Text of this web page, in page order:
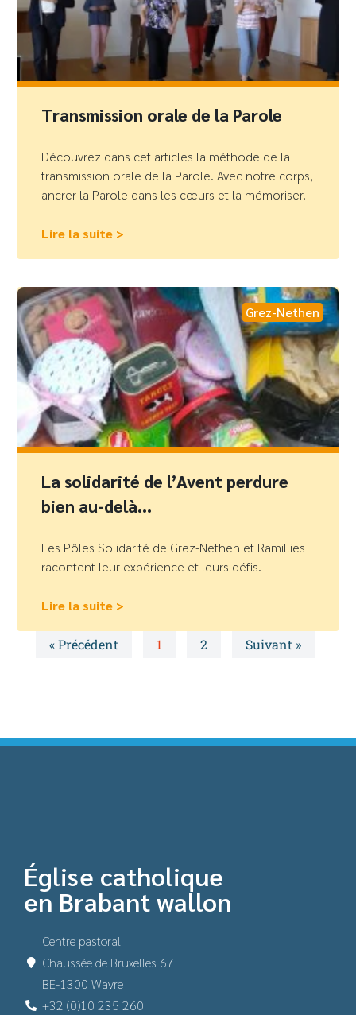
Transmission orale de la Parole
Découvrez dans cet articles la méthode de la
transmission orale de la Parole. Avec notre corps,
ancrer la Parole dans les cœurs et la mémoriser.
Lire la suite >
Grez-Nethen
La solidarité de l’Avent perdure
bien au-delà…
Les Pôles Solidarité de Grez-Nethen et Ramillies
racontent leur expérience et leurs défis.
Lire la suite >
« Précédent 1 2 Suivant »
Église catholique
en Brabant wallon
Centre pastoral
Chaussée de Bruxelles 67
BE-1300 Wavre
+32 (0)10 235 260